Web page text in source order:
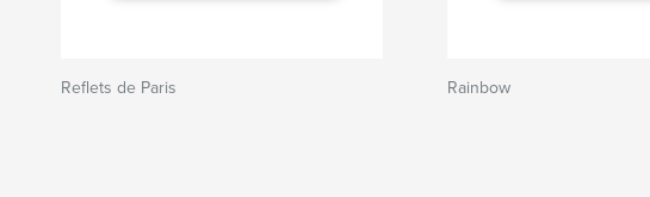
Reflets de Paris Rainbow